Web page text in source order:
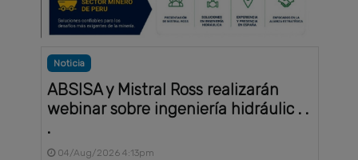
Noticia
ABSISA y Mistral Ross realizarán
webinar sobre ingeniería hidráulic . .
.
04/Aug/2026 4:13pm